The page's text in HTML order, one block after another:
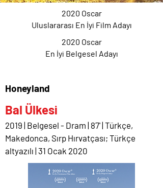
2020 Oscar
Uluslararası En İyi Film Adayı
2020 Oscar
En İyi Belgesel Adayı
Honeyland
Bal Ülkesi
2019 | Belgesel - Dram | 87' | Türkçe,
Makedonca, Sırp Hırvatçası; Türkçe
altyazılı | 31 Ocak 2020